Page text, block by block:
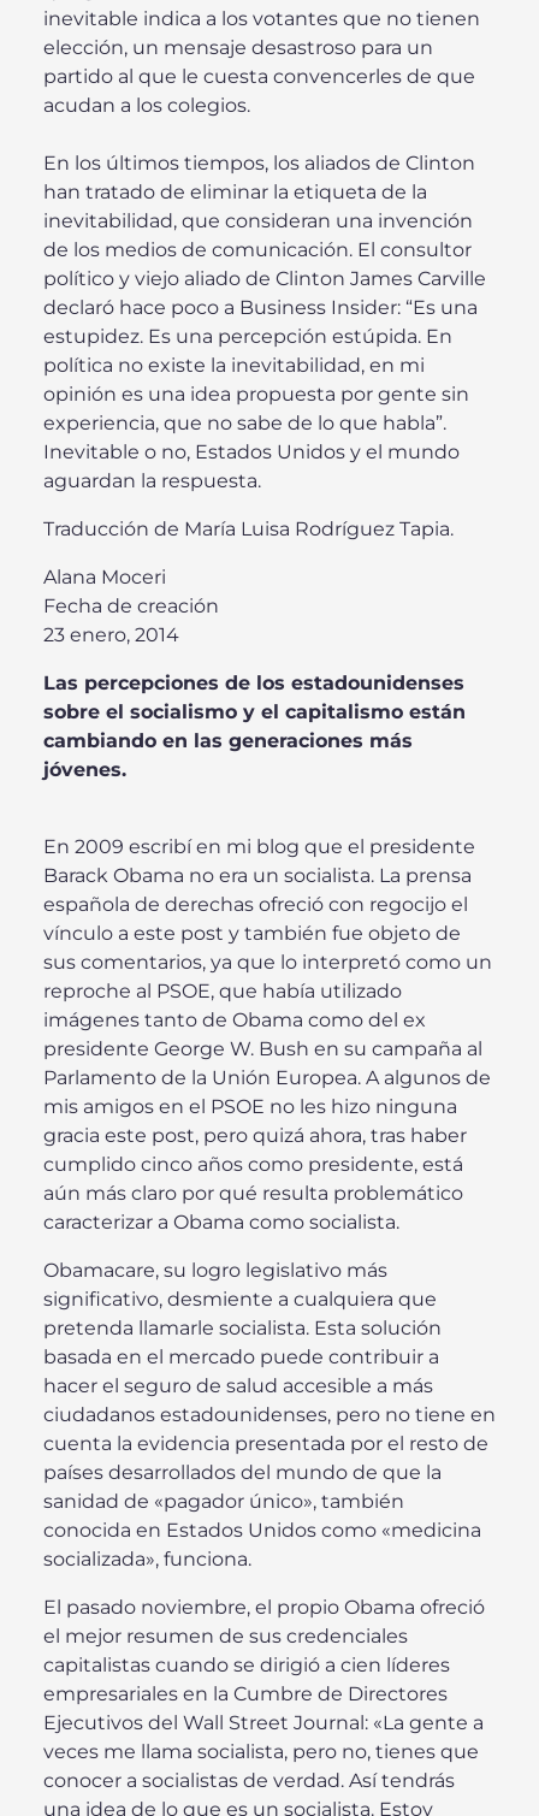
inevitable indica a los votantes que no tienen
elección, un mensaje desastroso para un
partido al que le cuesta convencerles de que
acudan a los colegios.
En los últimos tiempos, los aliados de Clinton
han tratado de eliminar la etiqueta de la
inevitabilidad, que consideran una invención
de los medios de comunicación. El consultor
político y viejo aliado de Clinton James Carville
declaró hace poco a Business Insider: “Es una
estupidez. Es una percepción estúpida. En
política no existe la inevitabilidad, en mi
opinión es una idea propuesta por gente sin
experiencia, que no sabe de lo que habla”.
Inevitable o no, Estados Unidos y el mundo
aguardan la respuesta.
Traducción de María Luisa Rodríguez Tapia.
Alana Moceri
Fecha de creación
23 enero, 2014
Las percepciones de los estadounidenses
sobre el socialismo y el capitalismo están
cambiando en las generaciones más
jóvenes.
En 2009 escribí en mi blog que el presidente
Barack Obama no era un socialista. La prensa
española de derechas ofreció con regocijo el
vínculo a este post y también fue objeto de
sus comentarios, ya que lo interpretó como un
reproche al PSOE, que había utilizado
imágenes tanto de Obama como del ex
presidente George W. Bush en su campaña al
Parlamento de la Unión Europea. A algunos de
mis amigos en el PSOE no les hizo ninguna
gracia este post, pero quizá ahora, tras haber
cumplido cinco años como presidente, está
aún más claro por qué resulta problemático
caracterizar a Obama como socialista.
Obamacare, su logro legislativo más
significativo, desmiente a cualquiera que
pretenda llamarle socialista. Esta solución
basada en el mercado puede contribuir a
hacer el seguro de salud accesible a más
ciudadanos estadounidenses, pero no tiene en
cuenta la evidencia presentada por el resto de
países desarrollados del mundo de que la
sanidad de «pagador único», también
conocida en Estados Unidos como «medicina
socializada», funciona.
El pasado noviembre, el propio Obama ofreció
el mejor resumen de sus credenciales
capitalistas cuando se dirigió a cien líderes
empresariales en la Cumbre de Directores
Ejecutivos del Wall Street Journal: «La gente a
veces me llama socialista, pero no, tienes que
conocer a socialistas de verdad. Así tendrás
una idea de lo que es un socialista. Estoy